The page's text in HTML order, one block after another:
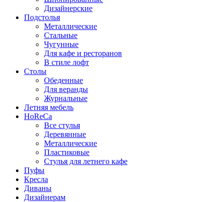
Дизайнерские
Подстолья
Металлические
Стальные
Чугунные
Для кафе и ресторанов
В стиле лофт
Столы
Обеденные
Для веранды
Журнальные
Летняя мебель
HoReCa
Все стулья
Деревянные
Металлические
Пластиковые
Стулья для летнего кафе
Пуфы
Кресла
Диваны
Дизайнерам